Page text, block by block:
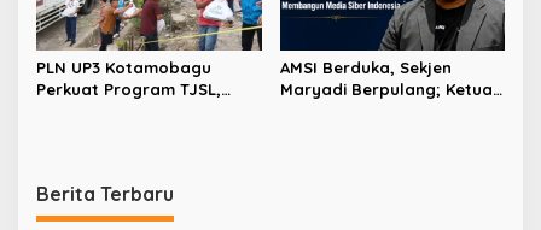
PLN UP3 Kotamobagu
Perkuat Program TJSL,
AMSI Berduka, Sekjen
Maryadi Berpulang; Ketua
Berita Terbaru